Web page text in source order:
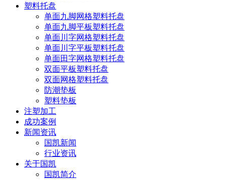
塑料托盘
单面九脚网格塑料托盘
单面九脚平板塑料托盘
单面川字网格塑料托盘
单面川字平板塑料托盘
单面田字网格塑料托盘
双面平板塑料托盘
双面网格塑料托盘
防潮垫板
塑料垫板
注塑加工
成功案例
新闻资讯
国凯新闻
行业资讯
关于国凯
国凯简介